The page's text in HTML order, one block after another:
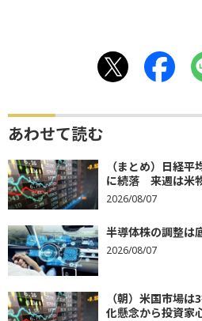
あわせて読む
（まとめ）日経
に続落 来週は米
2026/08/07
半導体株の調整は
2026/08/07
（朝）米国市場
化懸念から投資家